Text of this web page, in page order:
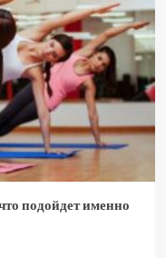
подойдет именно